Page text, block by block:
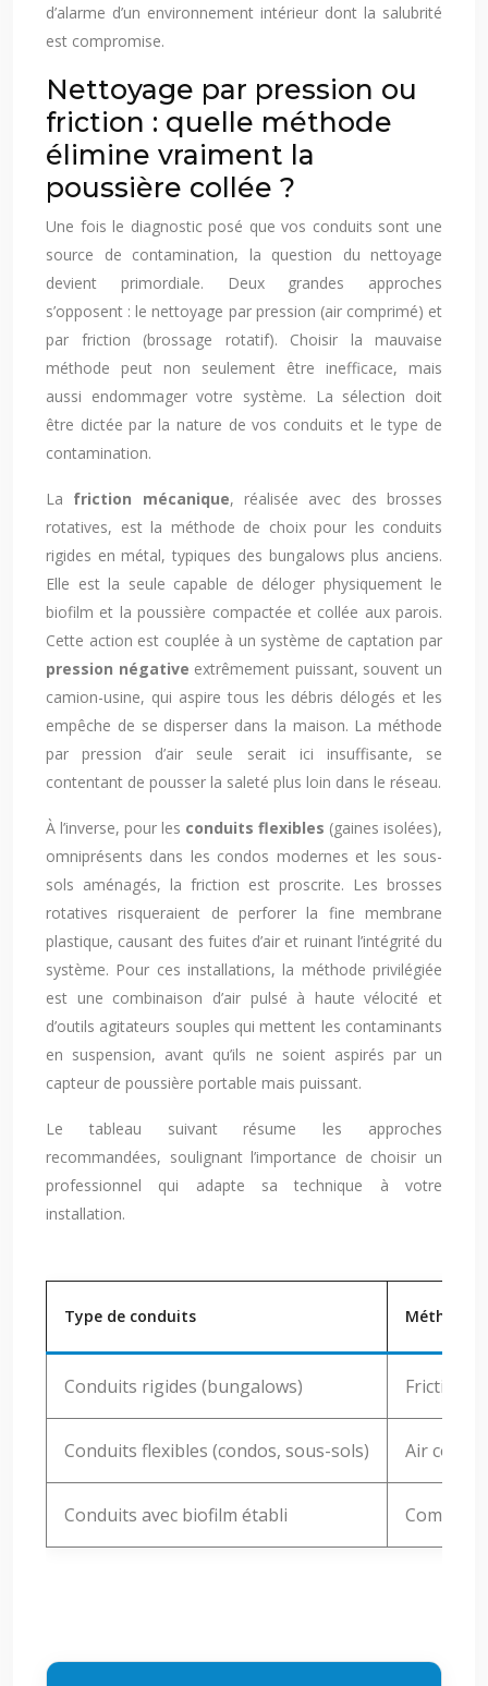
d’alarme d’un environnement intérieur dont la salubrité
est compromise.
Nettoyage par pression ou
friction : quelle méthode
élimine vraiment la
poussière collée ?
Une fois le diagnostic posé que vos conduits sont une
source de contamination, la question du nettoyage
devient primordiale. Deux grandes approches
s’opposent : le nettoyage par pression (air comprimé) et
par friction (brossage rotatif). Choisir la mauvaise
méthode peut non seulement être inefficace, mais
aussi endommager votre système. La sélection doit
être dictée par la nature de vos conduits et le type de
contamination.
La friction mécanique, réalisée avec des brosses
rotatives, est la méthode de choix pour les conduits
rigides en métal, typiques des bungalows plus anciens.
Elle est la seule capable de déloger physiquement le
biofilm et la poussière compactée et collée aux parois.
Cette action est couplée à un système de captation par
pression négative extrêmement puissant, souvent un
camion-usine, qui aspire tous les débris délogés et les
empêche de se disperser dans la maison. La méthode
par pression d’air seule serait ici insuffisante, se
contentant de pousser la saleté plus loin dans le réseau.
À l’inverse, pour les conduits flexibles (gaines isolées),
omniprésents dans les condos modernes et les sous-
sols aménagés, la friction est proscrite. Les brosses
rotatives risqueraient de perforer la fine membrane
plastique, causant des fuites d’air et ruinant l’intégrité du
système. Pour ces installations, la méthode privilégiée
est une combinaison d’air pulsé à haute vélocité et
d’outils agitateurs souples qui mettent les contaminants
en suspension, avant qu’ils ne soient aspirés par un
capteur de poussière portable mais puissant.
Le tableau suivant résume les approches
recommandées, soulignant l’importance de choisir un
professionnel qui adapte sa technique à votre
installation.
Type de conduits Méthode
Conduits rigides (bungalows) Friction
Conduits flexibles (condos, sous-sols) Air
Conduits avec biofilm établi